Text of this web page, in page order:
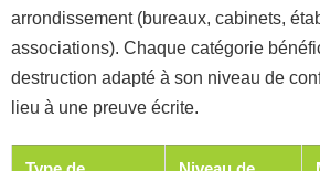
arrondissement (bureaux, cabinets,
associations). Chaque catégorie
destruction adapté à son niveau de
lieu à une preuve écrite.